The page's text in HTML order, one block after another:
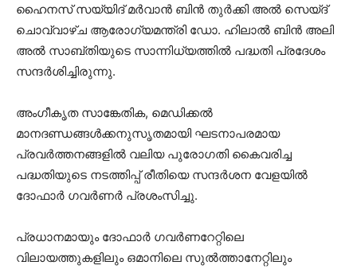
ഹൈനസ് സയ്യിദ് മർവാൻ ബിൻ തുർക്കി അൽ സെയ്ദ്
ചൊവ്വാഴ്ച ആരോഗ്യമന്ത്രി ഡോ. ഹിലാൽ ബിൻ അലി
അൽ സാബ്തിയുടെ സാന്നിധ്യത്തിൽ പദ്ധതി പ്രദേശം
സന്ദർശിച്ചിരുന്നു.
അംഗീകൃത സാങ്കേതിക, മെഡിക്കൽ
മാനദണ്ഡങ്ങൾക്കനുസൃതമായി ഘടനാപരമായ
പ്രവർത്തനങ്ങളിൽ വലിയ പുരോഗതി കൈവരിച്ച
പദ്ധതിയുടെ നടത്തിപ്പ് രീതിയെ സന്ദർശന വേളയിൽ
ദോഫാർ ഗവർണർ പ്രശംസിച്ചു.
പ്രധാനമായും ദോഫാർ ഗവർണറേറ്റിലെ
വിലായത്തുകളിലും ഒമാനിലെ സുൽത്താനേറ്റിലും